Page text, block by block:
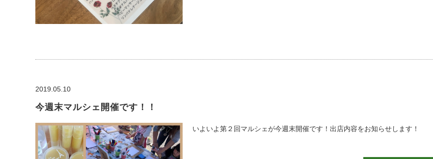
2019.05.10
今週末マルシェ開催です！！
いよいよ第２回マルシェが今週末開催です！出店内容をお知らせします！